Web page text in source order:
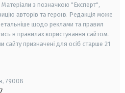
з позначкою "Експерт",
авторів та героїв. Редакція може
щодо реклами та правил
в правилах користування сайтом.
сайту призначені для осіб старше 21
79008